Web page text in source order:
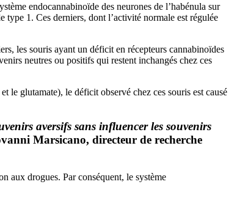
endocannabinoïde des neurones de l’habénula sur
1. Ces derniers, dont l’activité normale est régulée
les souris ayant un déficit en récepteurs cannabinoïdes
neutres ou positifs qui restent inchangés chez ces
le glutamate), le déficit observé chez ces souris est causé
aversifs sans influencer les souvenirs
Marsicano, directeur de recherche
aux drogues. Par conséquent, le système